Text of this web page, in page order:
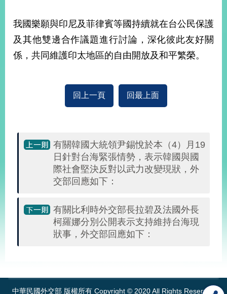
國
際
傳
服
相
站
我國樂願與印尼及菲律賓等國持續就在台公民保護
及其他雙邊合作議題進行討論，深化彼此友好關
係，共同維護印太地區的自由開放及和平繁榮。
回上一頁 回最上面
有關韓國大統領尹錫悅於本（4）月19
日針對台海緊張情勢，表示韓國與國
際社會堅決反對以武力改變現狀，外
交部回應如下：
有關比利時外交部長拉碧及法國外長
柯羅娜分別公開表示支持維持台海現
狀事，外交部回應如下：
中華民國外交部 版權所有 Copyright © 2020 All Rights Reserved